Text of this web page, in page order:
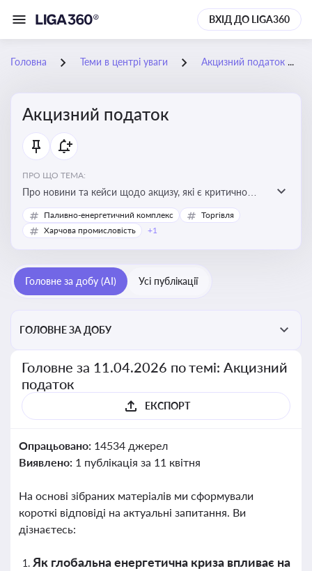
ВХІД ДО LIGA360
Головна Теми в центрі уваги Акцизний податок
Акцизний податок
ПРО ЩО ТЕМА:
Про новини та кейси щодо акцизу, які є критично
важливим для підприємств, які імпортують,
виробляють або реалізують підакцизну продукцію, з
Паливно-енергетичний комплекс
Торгівля
Харчова промисловість
+1
Головне за добу (AI) Усі публікації
ГОЛОВНЕ ЗА ДОБУ
Головне за 11.04.2026 по темі: Акцизний
податок
ЕКСПОРТ
Опрацьовано: 14534 джерел
Виявлено: 1 публікація за 11 квітня
На основі зібраних матеріалів ми сформували
короткі відповіді на актуальні запитання. Ви
дізнаєтесь:
Як глобальна енергетична криза впливає на